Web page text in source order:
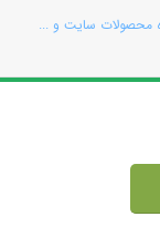
محصولات سایت و ...